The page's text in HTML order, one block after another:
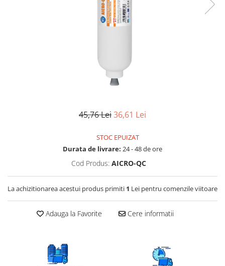
45,76 Lei36,61 Lei
STOC EPUIZAT
Durata de livrare: 24 - 48 de ore
Cod Produs: AICRO-QC
La achizitionarea acestui produs primiti 1 Lei pentru comenzile viitoare
Adauga la Favorite Cere informatii